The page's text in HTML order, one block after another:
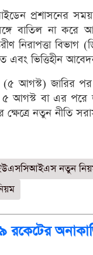
প্রশাসনের
বাতিল না করে
নিরাপত্তা
এবং ভিত্তিহীন
আগস্ট) জারির পর
আগস্ট বা এর পরে
নতুন নীতি
নতুন
রকেটের